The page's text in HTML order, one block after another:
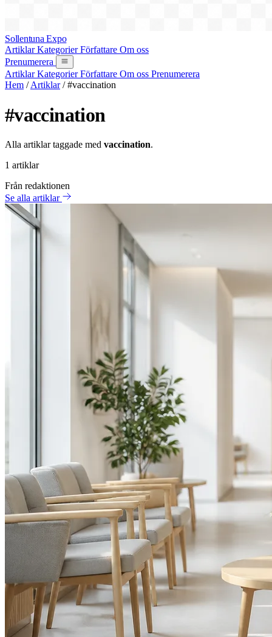
Sollentuna Expo
ArtiklarKategorierFörfattare Om oss
Prenumerera
ArtiklarKategorierFörfattare Om oss Prenumerera
Hem / Artiklar / #vaccination
#vaccination
Alla artiklar taggade med vaccination.
1 artiklar
Från redaktionen
Se alla artiklar